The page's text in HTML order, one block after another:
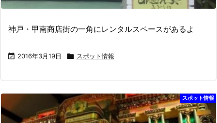
神戸・甲南商店街の一角にレンタルスペースがあるよ
 2016年3月19日  スポット情報
スポット情報